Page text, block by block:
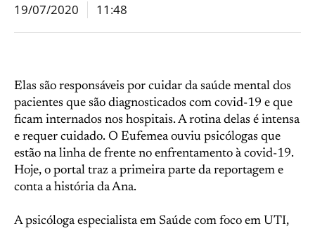
19/07/2020
11:48
Elas são responsáveis por cuidar da saúde mental dos
pacientes que são diagnosticados com covid-19 e que
ficam internados nos hospitais. A rotina delas é intensa
e requer cuidado. O Eufemea ouviu psicólogas que
estão na linha de frente no enfrentamento à covid-19.
Hoje, o portal traz a primeira parte da reportagem e
conta a história da Ana.
A psicóloga especialista em Saúde com foco em UTI,